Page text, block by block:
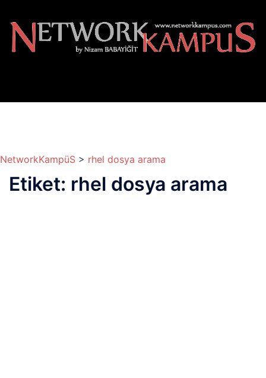
atla
NetworkKampüS > rhel dosya arama
Etiket: rhel dosya arama